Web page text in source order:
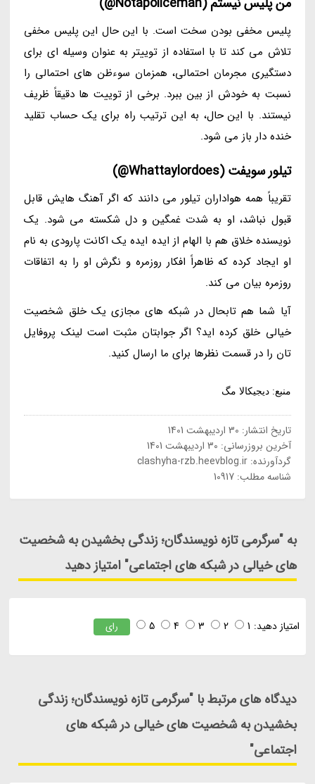
پلیس مخفی بودن سخت است. با این حال این پلیس مخفی
تلاش می کند تا با استفاده از توییتر به عنوان وسیله ای برای
دستگیری مجرمان احتمالی، همزمان سوءظن های احتمالی را
نسبت به خودش از بین ببرد. برخی از توییت ها دقیقاً ظریف
نیستند. با این حال، به این ترتیب راه برای یک حساب تقلید
خنده دار باز می شود.
تیلور سویفت (Whattaylordoes@)
تقریباً همه هواداران تیلور می دانند که اگر آهنگ هایش قابل
قبول نباشد، او به شدت غمگین و دل شکسته می شود. یک
نویسنده خلاق هم با الهام از ایده ایده یک اکانت پارودی به نام
او ایجاد کرده که ظاهراً افکار روزمره و نگرش او را به اتفاقات
روزمره بیان می کند.
آیا شما هم تابحال در شبکه های مجازی یک خلق شخصیت
خیالی خلق کرده اید؟ اگر جوابتان مثبت است لینک پروفایل
تان را در قسمت نظرها برای ما ارسال کنید.
منبع: دیجیکالا مگ
تاریخ انتشار: 30 اردیبهشت 1401
آخرین بروزرسانی: 30 اردیبهشت 1401
گردآورنده:clashyha-rzb.heevblog.ir
شناسه مطلب: 10917
به "سرگرمی تازه نویسندگان؛ زندگی بخشیدن به شخصیت
های خیالی در شبکه های اجتماعی" امتیاز دهید
امتیاز دهید: 1
2
3
4
5 رای
دیدگاه های مرتبط با "سرگرمی تازه نویسندگان؛ زندگی
بخشیدن به شخصیت های خیالی در شبکه های
اجتماعی"